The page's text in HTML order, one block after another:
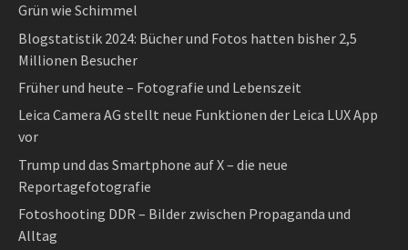
Grün wie Schimmel
Blogstatistik 2024: Bücher und Fotos hatten bisher 2,5
Millionen Besucher
Früher und heute – Fotografie und Lebenszeit
Leica Camera AG stellt neue Funktionen der Leica LUX App
vor
Trump und das Smartphone auf X – die neue
Reportagefotografie
Fotoshooting DDR – Bilder zwischen Propaganda und
Alltag